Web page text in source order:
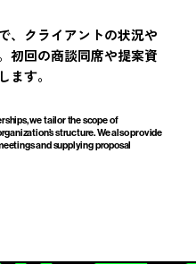
、クライアントの状況や
初回の商談同席や提案資
す。
we tailor the scope of
structure. We also provide
and supplying proposal